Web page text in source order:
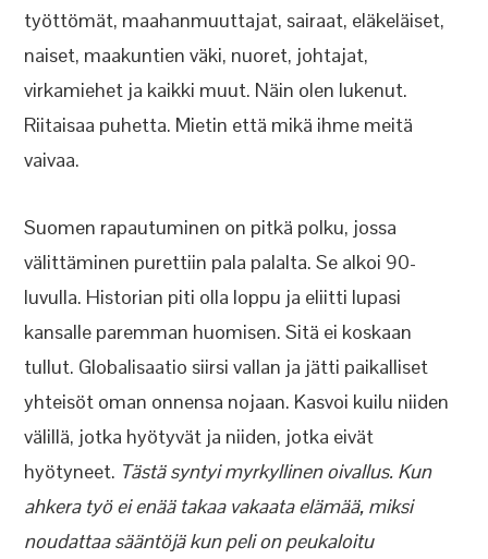
työttömät, maahanmuuttajat, sairaat, eläkeläiset,
naiset, maakuntien väki, nuoret, johtajat,
virkamiehet ja kaikki muut. Näin olen lukenut.
Riitaisaa puhetta. Mietin että mikä ihme meitä
vaivaa.
Suomen rapautuminen on pitkä polku, jossa
välittäminen purettiin pala palalta. Se alkoi 90-
luvulla. Historian piti olla loppu ja eliitti lupasi
kansalle paremman huomisen. Sitä ei koskaan
tullut. Globalisaatio siirsi vallan ja jätti paikalliset
yhteisöt oman onnensa nojaan. Kasvoi kuilu niiden
välillä, jotka hyötyvät ja niiden, jotka eivät
hyötyneet. Tästä syntyi myrkyllinen oivallus. Kun
ahkera työ ei enää takaa vakaata elämää, miksi
noudattaa sääntöjä kun peli on peukaloitu